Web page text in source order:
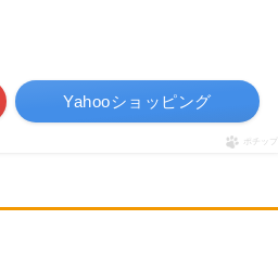
Yahooショッピング
ポチップ